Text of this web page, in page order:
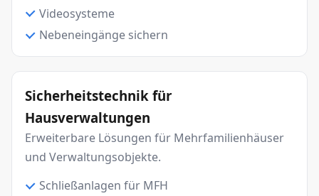
Videosysteme
Nebeneingänge sichern
Sicherheitstechnik für
Hausverwaltungen
Erweiterbare Lösungen für Mehrfamilienhäuser
und Verwaltungsobjekte.
Schließanlagen für MFH